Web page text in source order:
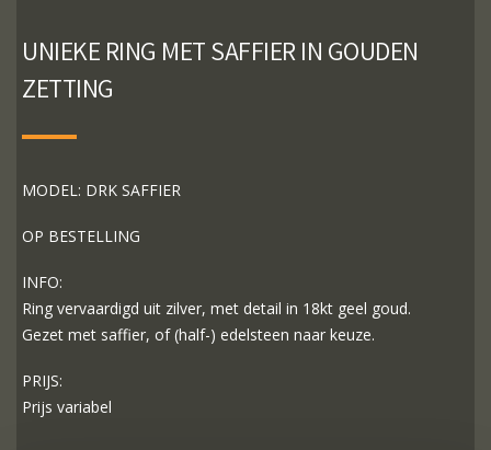
UNIEKE RING MET SAFFIER IN GOUDEN
ZETTING
MODEL: DRK SAFFIER
OP BESTELLING
INFO:
Ring vervaardigd uit zilver, met detail in 18kt geel goud.
Gezet met saffier, of (half-) edelsteen naar keuze.
PRIJS:
Prijs variabel